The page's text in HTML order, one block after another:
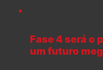
Fase 4 será o
um futuro